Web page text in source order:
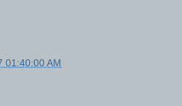
01:40:00 AM